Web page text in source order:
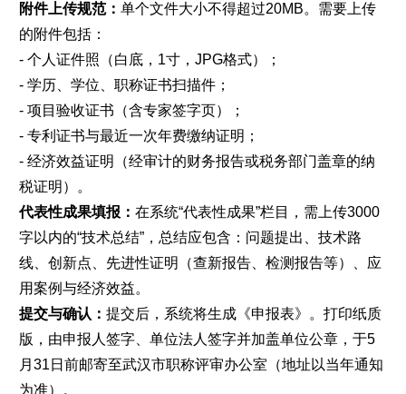
附件上传规范： 单个文件大小不得超过20MB。需要上传
的附件包括：
- 个人证件照（白底，1寸，JPG格式）；
- 学历、学位、职称证书扫描件；
- 项目验收证书（含专家签字页）；
- 专利证书与最近一次年费缴纳证明；
- 经济效益证明（经审计的财务报告或税务部门盖章的纳
税证明）。
代表性成果填报： 在系统“代表性成果”栏目，需上传3000
字以内的“技术总结”，总结应包含：问题提出、技术路
线、创新点、先进性证明（查新报告、检测报告等）、应
用案例与经济效益。
提交与确认： 提交后，系统将生成《申报表》。打印纸质
版，由申报人签字、单位法人签字并加盖单位公章，于5
月31日前邮寄至武汉市职称评审办公室（地址以当年通知
为准）。